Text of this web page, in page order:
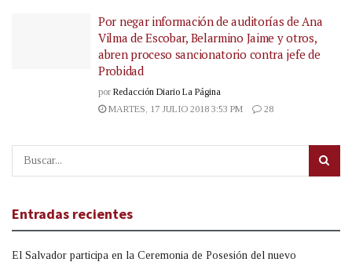
Por negar información de auditorías de Ana
Vilma de Escobar, Belarmino Jaime y otros,
abren proceso sancionatorio contra jefe de
Probidad
por Redacción Diario La Página
MARTES, 17 JULIO 2018 3:53 PM
28
Entradas recientes
El Salvador participa en la Ceremonia de Posesión del nuevo